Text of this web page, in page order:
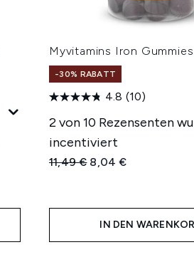
Myvitamins Iron Gummies
-30% RABATT
4.8 (10)
2 von 10 Rezensenten
incentiviert
Unverbindliche
11,49 € Aktueller Preis:
8,04 €
IN DEN